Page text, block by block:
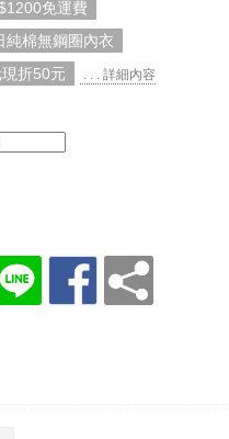
免運費
純棉無鋼圈內衣
折50元
. . . 詳細內容